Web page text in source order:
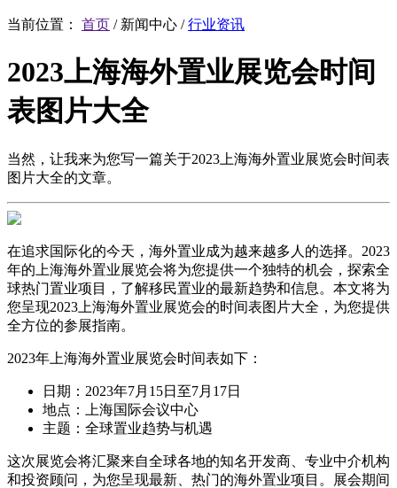
当前位置： 首页 / 新闻中心 /行业资讯
2023上海海外置业展览会时间
表图片大全
当然，让我来为您写一篇关于2023上海海外置业展览会时间表
图片大全的文章。
在追求国际化的今天，海外置业成为越来越多人的选择。2023
年的上海海外置业展览会将为您提供一个独特的机会，探索全
球热门置业项目，了解移民置业的最新趋势和信息。本文将为
您呈现2023上海海外置业展览会的时间表图片大全，为您提供
全方位的参展指南。
2023年上海海外置业展览会时间表如下：
日期：2023年7月15日至7月17日
地点：上海国际会议中心
主题：全球置业趋势与机遇
这次展览会将汇聚来自全球各地的知名开发商、专业中介机构
和投资顾问，为您呈现最新、热门的海外置业项目。展会期间